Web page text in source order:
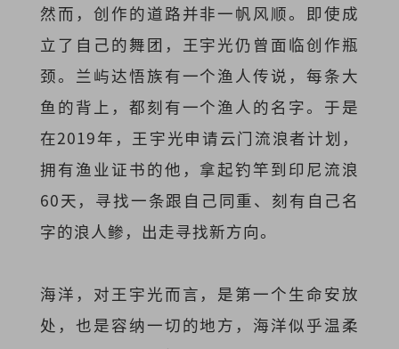
然而，创作的道路并非一帆风顺。即使成
立了自己的舞团，王宇光仍曾面临创作瓶
颈。兰屿达悟族有一个渔人传说，每条大
鱼的背上，都刻有一个渔人的名字。于是
在2019年，王宇光申请云门流浪者计划，
拥有渔业证书的他，拿起钓竿到印尼流浪
60天，寻找一条跟自己同重、刻有自己名
字的浪人鲹，出走寻找新方向。
海洋，对王宇光而言，是第一个生命安放
处，也是容纳一切的地方，海洋似乎温柔